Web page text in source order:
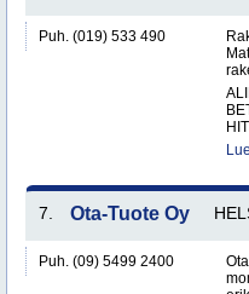
Puh. (019) 533 490
7. Ota-Tuote Oy
Puh. (09) 5499 2400